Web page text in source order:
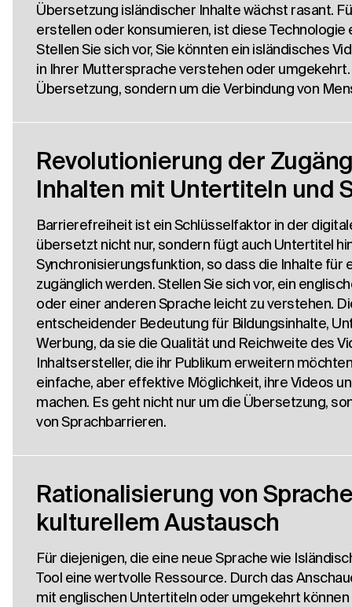
Übersetzung isländischer Inhalte wächst rasant.
erstellen oder konsumieren, ist diese Technologie
Stellen Sie sich vor, Sie könnten ein isländisches
in Ihrer Muttersprache verstehen oder
Übersetzung, sondern um die Verbindung von
Revolutionierung der
Inhalten mit Untertiteln und
Barrierefreiheit ist ein Schlüsselfaktor in der
übersetzt nicht nur, sondern fügt auch Untertitel
Synchronisierungsfunktion, so dass die Inhalte für
zugänglich werden. Stellen Sie sich vor, ein
oder einer anderen Sprache leicht zu verstehen.
entscheidender Bedeutung für Bildungsinhalte,
Werbung, da sie die Qualität und Reichweite des
Inhaltsersteller, die ihr Publikum erweitern
einfache, aber effektive Möglichkeit, ihre Videos
machen. Es geht nicht nur um die Übersetzung,
von Sprachbarrieren.
Rationalisierung von
kulturellem Austausch
Für diejenigen, die eine neue Sprache wie
Tool eine wertvolle Ressource. Durch das
mit englischen Untertiteln oder umgekehrt können